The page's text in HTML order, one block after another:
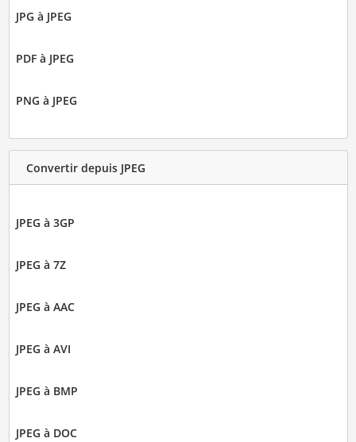
JPG à JPEG
PDF à JPEG
PNG à JPEG
Convertir depuis JPEG
JPEG à 3GP
JPEG à 7Z
JPEG à AAC
JPEG à AVI
JPEG à BMP
JPEG à DOC